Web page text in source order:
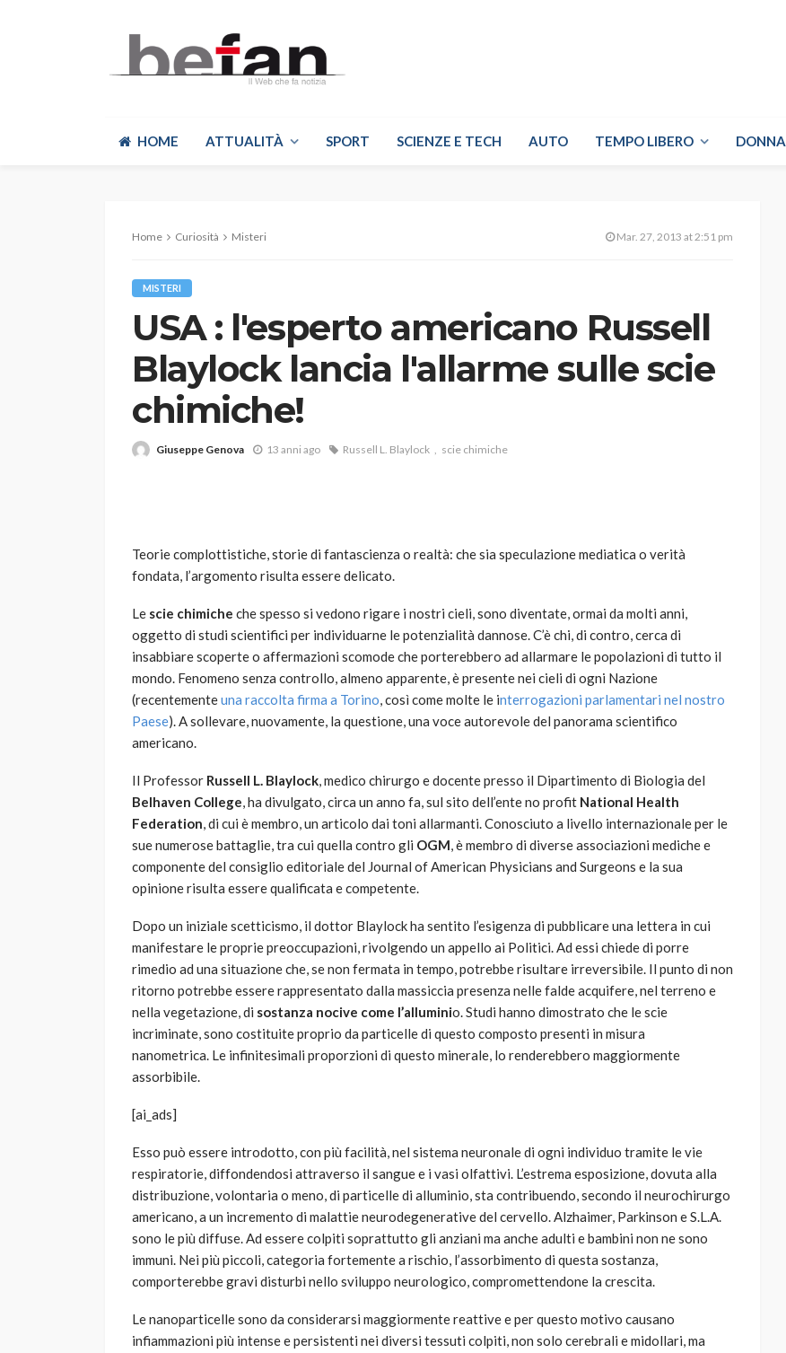
HOME ATTUALITÀ SPORT SCIENZE E TECH AUTO TEMPO LIBERO DONNA
Home Curiosità Misteri Mar. 27, 2013 at 2:51 pm
MISTERI
USA : l'esperto americano Russell
Blaylock lancia l'allarme sulle scie
chimiche!
Giuseppe Genova 13 anni ago Russell L. Blaylock scie chimiche
Teorie complottistiche, storie di fantascienza o realtà: che sia speculazione mediatica o verità
fondata, l’argomento risulta essere delicato.
Le scie chimiche che spesso si vedono rigare i nostri cieli, sono diventate, ormai da molti anni,
oggetto di studi scientifici per individuarne le potenzialità dannose. C’è chi, di contro, cerca di
insabbiare scoperte o affermazioni scomode che porterebbero ad allarmare le popolazioni di tutto il
mondo. Fenomeno senza controllo, almeno apparente, è presente nei cieli di ogni Nazione
(recentementeuna raccolta firma a Torino, così come molte le interrogazioni parlamentari nel nostro
Paese). A sollevare, nuovamente, la questione, una voce autorevole del panorama scientifico
americano.
Il Professor Russell L. Blaylock, medico chirurgo e docente presso il Dipartimento di Biologia del
Belhaven College, ha divulgato, circa un anno fa, sul sito dell’ente no profit National Health
Federation, di cui è membro, un articolo dai toni allarmanti. Conosciuto a livello internazionale per le
sue numerose battaglie, tra cui quella contro gli OGM, è membro di diverse associazioni mediche e
componente del consiglio editoriale del Journal of American Physicians and Surgeons e la sua
opinione risulta essere qualificata e competente.
Dopo un iniziale scetticismo, il dottor Blaylock ha sentito l’esigenza di pubblicare una lettera in cui
manifestare le proprie preoccupazioni, rivolgendo un appello ai Politici. Ad essi chiede di porre
rimedio ad una situazione che, se non fermata in tempo, potrebbe risultare irreversibile. Il punto di non
ritorno potrebbe essere rappresentato dalla massiccia presenza nelle falde acquifere, nel terreno e
nella vegetazione, di sostanza nocive come l’alluminio. Studi hanno dimostrato che le scie
incriminate, sono costituite proprio da particelle di questo composto presenti in misura
nanometrica. Le infinitesimali proporzioni di questo minerale, lo renderebbero maggiormente
assorbibile.
[ai_ads]
Esso può essere introdotto, con più facilità, nel sistema neuronale di ogni individuo tramite le vie
respiratorie, diffondendosi attraverso il sangue e i vasi olfattivi. L’estrema esposizione, dovuta alla
distribuzione, volontaria o meno, di particelle di alluminio, sta contribuendo, secondo il neurochirurgo
americano, a un incremento di malattie neurodegenerative del cervello. Alzhaimer, Parkinson e S.L.A.
sono le più diffuse. Ad essere colpiti soprattutto gli anziani ma anche adulti e bambini non ne sono
immuni. Nei più piccoli, categoria fortemente a rischio, l’assorbimento di questa sostanza,
comporterebbe gravi disturbi nello sviluppo neurologico, compromettendone la crescita.
Le nanoparticelle sono da considerarsi maggiormente reattive e per questo motivo causano
infiammazioni più intense e persistenti nei diversi tessuti colpiti, non solo cerebrali e midollari, ma
VARIE
Robot tagliaerba: quale
scegliere per il tuo prato
god 1 anno ago 786
Davis: tennis mondiale e
l’automobilismo
abbracciano la stessa causa
god 9 mesi ago